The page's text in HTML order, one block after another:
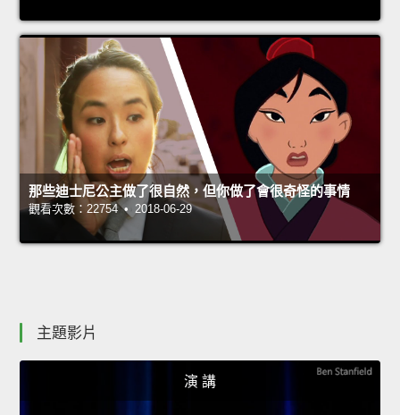
那些迪士尼公主做了很自然，但你做了會很奇怪的事情
觀看次數：22754 • 2018-06-29
主題影片
演 講